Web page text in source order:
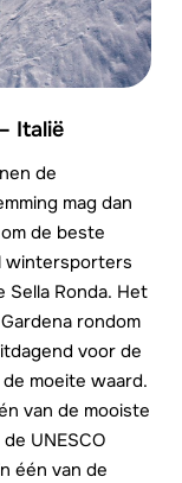
Italië
de
mag dan
de beste
wintersporters
Ronda. Het
rondom
voor de
moeite waard.
van de mooiste
UNESCO
één van de